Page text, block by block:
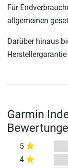
Für
allgemeinen
Darüber hinaus
Herstellergarantie
Garmin
5
4